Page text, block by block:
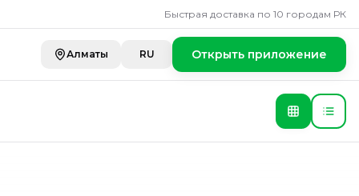
Быстрая доставка по 10 городам РК
Алматы RU Открыть приложение